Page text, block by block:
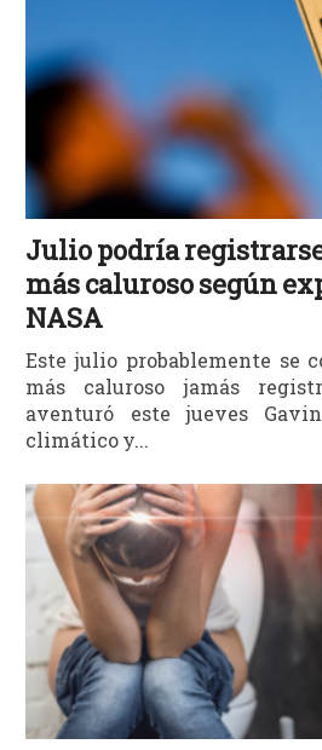
Julio podría
más caluroso según
NASA
Este julio probablemente se
más caluroso jamás
aventuró este jueves
climático y...